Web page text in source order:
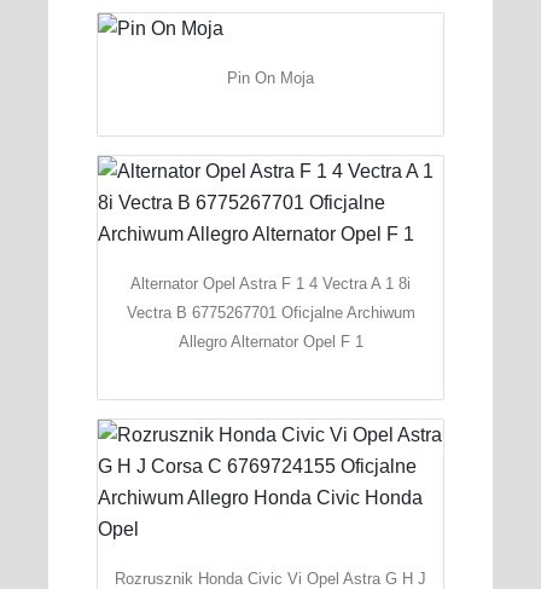
Pin On Moja
Alternator Opel Astra F 1 4 Vectra A 1 8i
Vectra B 6775267701 Oficjalne Archiwum
Allegro Alternator Opel F 1
Rozrusznik Honda Civic Vi Opel Astra G H J